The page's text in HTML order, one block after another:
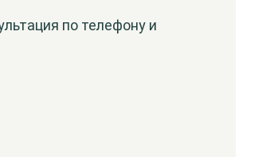
по телефону и